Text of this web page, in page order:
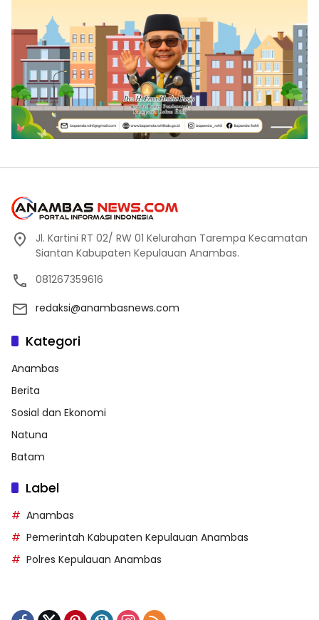
Jl. Kartini RT 02/ RW 01 Kelurahan Tarempa Kecamatan
Siantan Kabupaten Kepulauan Anambas.
081267359616
redaksi@anambasnews.com
Kategori
Anambas
Berita
Sosial dan Ekonomi
Natuna
Batam
Label
Anambas
Pemerintah Kabupaten Kepulauan Anambas
Polres Kepulauan Anambas